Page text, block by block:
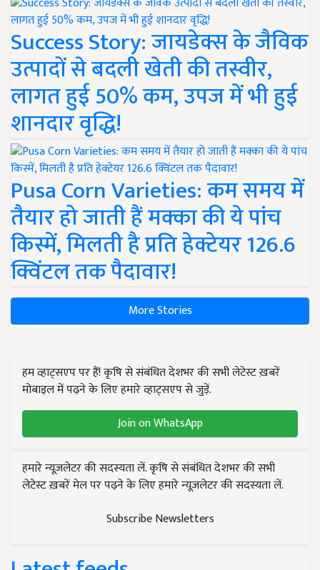
Success Story: जायडेक्स के जैविक
उत्पादों से बदली खेती की तस्वीर,
लागत हुई 50% कम, उपज में भी हुई
शानदार वृद्धि!
Pusa Corn Varieties: कम समय में
तैयार हो जाती हैं मक्का की ये पांच
किस्में, मिलती है प्रति हेक्टेयर 126.6
क्विंटल तक पैदावार!
More Stories
हम व्हाट्सएप पर हैं! कृषि से संबंधित देशभर की सभी लेटेस्ट ख़बरें
मोबाइल में पढ़ने के लिए हमारे व्हाट्सएप से जुड़ें.
Join on WhatsApp
हमारे न्यूज़लेटर की सदस्यता लें. कृषि से संबंधित देशभर की सभी
लेटेस्ट ख़बरें मेल पर पढ़ने के लिए हमारे न्यूज़लेटर की सदस्यता लें.
Subscribe Newsletters